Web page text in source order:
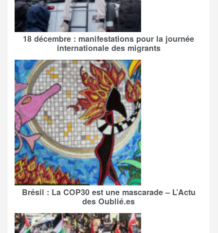
18 décembre : manifestations pour la journée
internationale des migrants
Brésil : La COP30 est une mascarade – L’Actu
des Oublié.es